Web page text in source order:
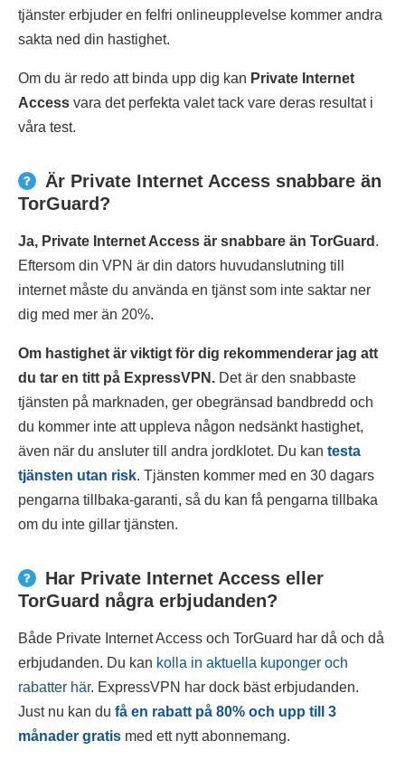
tjänster erbjuder en felfri onlineupplevelse kommer andra
sakta ned din hastighet.
Om du är redo att binda upp dig kan Private Internet
Access vara det perfekta valet tack vare deras resultat i
våra test.
Är Private Internet Access snabbare än
TorGuard?
Ja, Private Internet Access är snabbare än TorGuard .
Eftersom din VPN är din dators huvudanslutning till
internet måste du använda en tjänst som inte saktar ner
dig med mer än 20%.
Om hastighet är viktigt för dig rekommenderar jag att
du tar en titt på ExpressVPN. Det är den snabbaste
tjänsten på marknaden, ger obegränsad bandbredd och
du kommer inte att uppleva någon nedsänkt hastighet,
även när du ansluter till andra jordklotet. Du kan testa
tjänsten utan risk. Tjänsten kommer med en 30 dagars
pengarna tillbaka-garanti, så du kan få pengarna tillbaka
om du inte gillar tjänsten.
Har Private Internet Access eller
TorGuard några erbjudanden?
Både Private Internet Access och TorGuard har då och då
erbjudanden. Du kan kolla in aktuella kuponger och
rabatter här. ExpressVPN har dock bäst erbjudanden.
Just nu kan du få en rabatt på 80% och upp till 3
månader gratis med ett nytt abonnemang.